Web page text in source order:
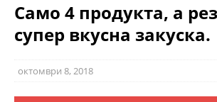
Само 4 продукта, а
супер вкусна закуска.
октомври 8, 2018